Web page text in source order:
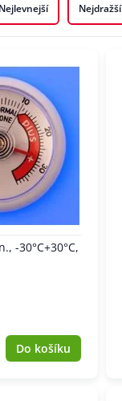
Nejlevnejší Nejdražší
-30°C+30°C,
Do košíku